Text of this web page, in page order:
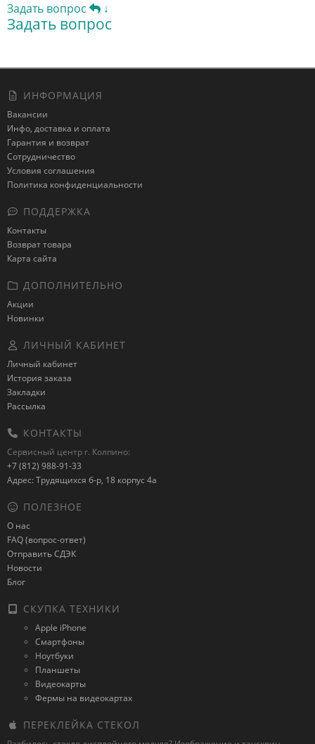
Задать вопрос ↓
Задать вопрос
ИНФОРМАЦИЯ
Вакансии
Инфо, доставка и оплата
Гарантия и возврат
Сотрудничество
Условия соглашения
Политика конфиденциальности
ПОДДЕРЖКА
Контакты
Возврат товара
Карта сайта
ДОПОЛНИТЕЛЬНО
Акции
Новинки
ЛИЧНЫЙ КАБИНЕТ
Личный кабинет
История заказа
Закладки
Рассылка
КОНТАКТЫ
Сервисный центр г. Колпино:
+7 (812) 988-91-33
Адрес: Трудящихся б-р, 18 корпус 4а
ПОЛЕЗНОЕ
О нас
FAQ (вопрос-ответ)
Отправить СДЭК
Новости
Блог
СКУПКА ТЕХНИКИ
Apple iPhone
Смартфоны
Ноутбуки
Планшеты
Видеокарты
Фермы на видеокартах
ПЕРЕКЛЕЙКА СТЕКОЛ